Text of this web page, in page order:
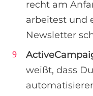
recht am
arbeitest und
Newsletter
weißt, dass